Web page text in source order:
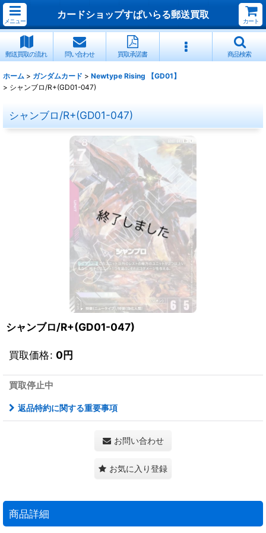
メニュー
カードショップすぱいらる郵送買取
カート
郵送買取の流れ 問い合わせ 買取承諾書 商品検索
ホーム > ガンダムカード > Newtype Rising 【GD01】
> シャンブロ/R+(GD01-047)
シャンブロ/R+(GD01-047)
シャンブロ/R+(GD01-047)
買取価格: 0円
買取停止中
返品特約に関する重要事項
お問い合わせ
お気に入り登録
商品詳細